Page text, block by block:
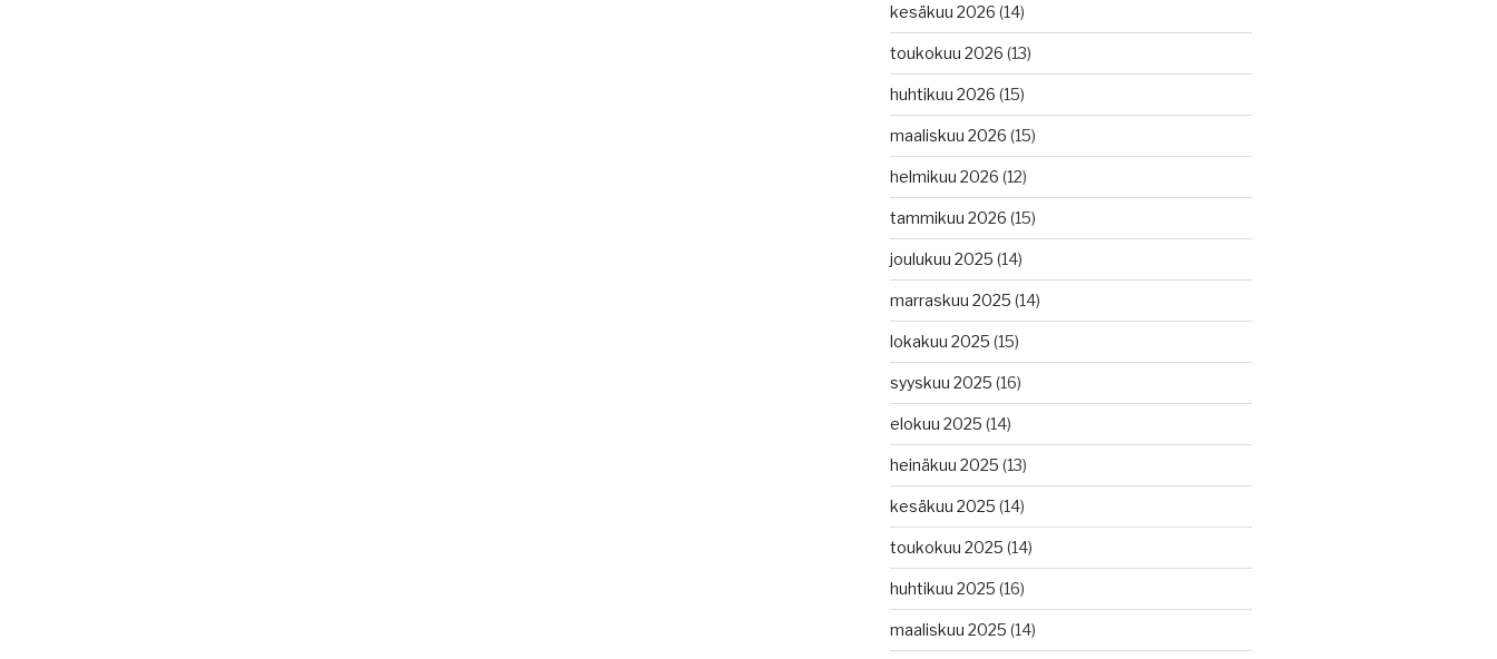
kesäkuu 2026 (14)
toukokuu 2026 (13)
huhtikuu 2026 (15)
maaliskuu 2026 (15)
helmikuu 2026 (12)
tammikuu 2026 (15)
joulukuu 2025 (14)
marraskuu 2025 (14)
lokakuu 2025 (15)
syyskuu 2025 (16)
elokuu 2025 (14)
heinäkuu 2025 (13)
kesäkuu 2025 (14)
toukokuu 2025 (14)
huhtikuu 2025 (16)
maaliskuu 2025 (14)